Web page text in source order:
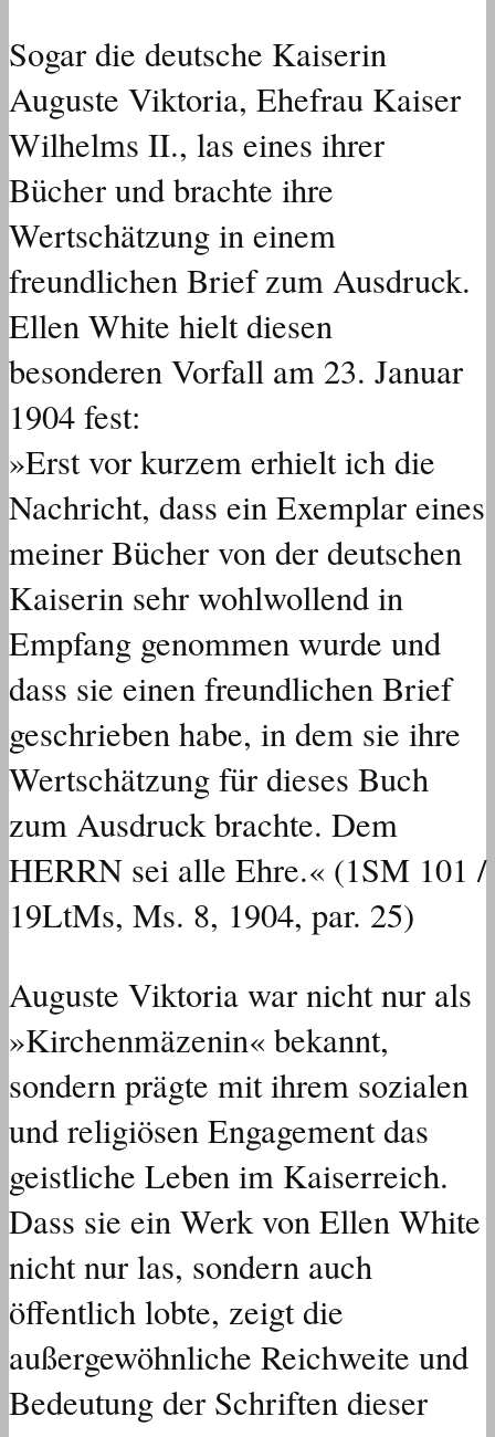
Sogar die deutsche Kaiserin
Auguste Viktoria, Ehefrau Kaiser
Wilhelms II., las eines ihrer
Bücher und brachte ihre
Wertschätzung in einem
freundlichen Brief zum Ausdruck.
Ellen White hielt diesen
besonderen Vorfall am 23. Januar
1904 fest:
»Erst vor kurzem erhielt ich die
Nachricht, dass ein Exemplar eines
meiner Bücher von der deutschen
Kaiserin sehr wohlwollend in
Empfang genommen wurde und
dass sie einen freundlichen Brief
geschrieben habe, in dem sie ihre
Wertschätzung für dieses Buch
zum Ausdruck brachte. Dem
HERRN sei alle Ehre.« (1SM 101 /
19LtMs, Ms. 8, 1904, par. 25)
Auguste Viktoria war nicht nur als
»Kirchenmäzenin« bekannt,
sondern prägte mit ihrem sozialen
und religiösen Engagement das
geistliche Leben im Kaiserreich.
Dass sie ein Werk von Ellen White
nicht nur las, sondern auch
öffentlich lobte, zeigt die
außergewöhnliche Reichweite und
Bedeutung der Schriften dieser